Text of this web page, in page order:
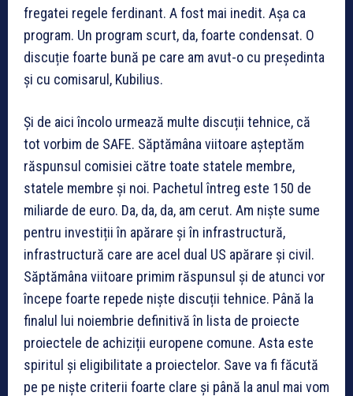
fregatei regele ferdinant. A fost mai inedit. Așa ca
program. Un program scurt, da, foarte condensat. O
discuție foarte bună pe care am avut-o cu președinta
și cu comisarul, Kubilius.
Și de aici încolo urmează multe discuții tehnice, că
tot vorbim de SAFE. Săptămâna viitoare așteptăm
răspunsul comisiei către toate statele membre,
statele membre și noi. Pachetul întreg este 150 de
miliarde de euro. Da, da, da, am cerut. Am niște sume
pentru investiții în apărare și în infrastructură,
infrastructură care are acel dual US apărare și civil.
Săptămâna viitoare primim răspunsul și de atunci vor
începe foarte repede niște discuții tehnice. Până la
finalul lui noiembrie definitivă în lista de proiecte
proiectele de achiziții europene comune. Asta este
spiritul și eligibilitate a proiectelor. Save va fi făcută
pe pe niște criterii foarte clare și până la anul mai vom